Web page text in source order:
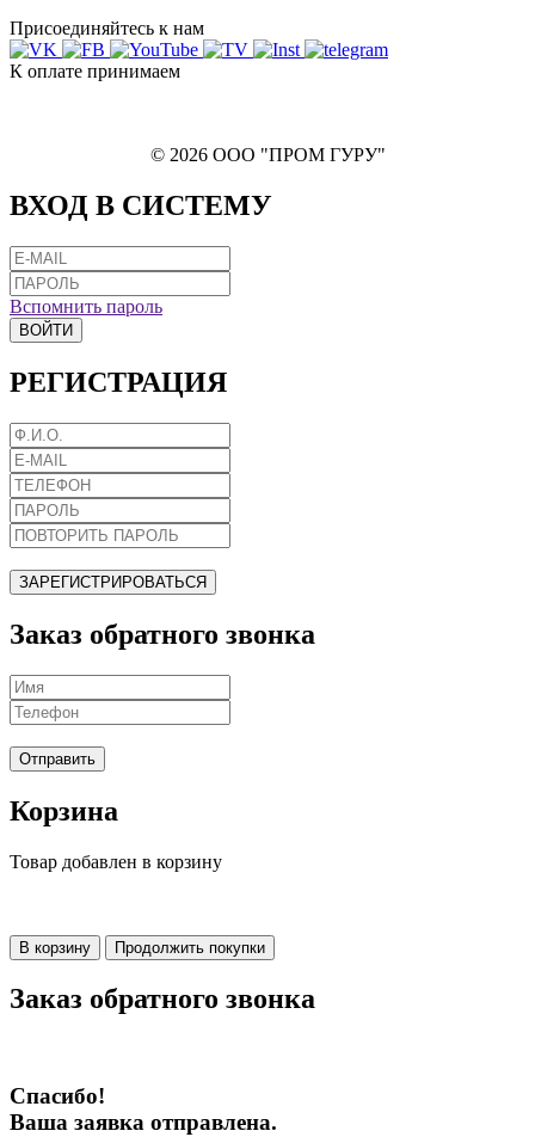
Присоединяйтесь к нам
К оплате принимаем
© 2026 ООО "ПРОМ ГУРУ"
ВХОД В СИСТЕМУ
Вспомнить пароль
ВОЙТИ
РЕГИСТРАЦИЯ
ЗАРЕГИСТРИРОВАТЬСЯ
Заказ обратного звонка
Отправить
Корзина
Товар добавлен в корзину
В корзину Продолжить покупки
Заказ обратного звонка
Спасибо!
Ваша заявка отправлена.